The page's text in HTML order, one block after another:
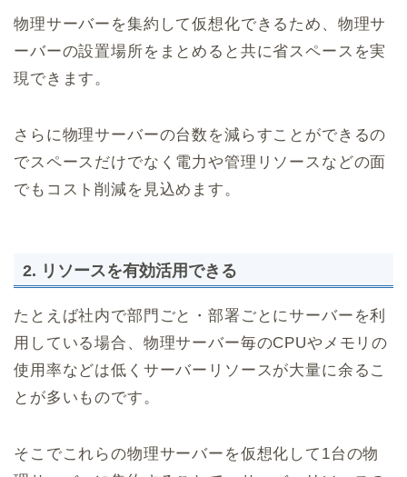
物理サーバーを集約して仮想化できるため、物理サ
ーバーの設置場所をまとめると共に省スペースを実
現できます。
さらに物理サーバーの台数を減らすことができるの
でスペースだけでなく電力や管理リソースなどの面
でもコスト削減を見込めます。
2. リソースを有効活用できる
たとえば社内で部門ごと・部署ごとにサーバーを利
用している場合、物理サーバー毎のCPUやメモリの
使用率などは低くサーバーリソースが大量に余るこ
とが多いものです。
そこでこれらの物理サーバーを仮想化して1台の物